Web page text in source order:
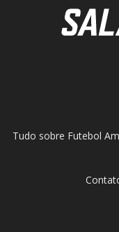
Tudo sobre Futebol